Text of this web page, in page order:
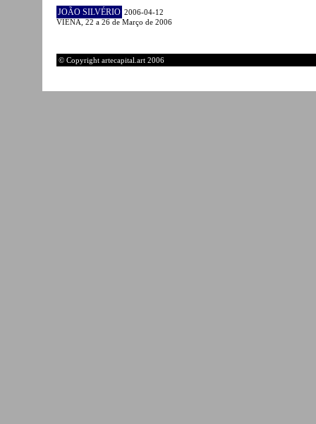
JOÃO SILVÉRIO 2006-04-12
VIENA, 22 a 26 de Março de 2006
© Copyright artecapital.art 2006